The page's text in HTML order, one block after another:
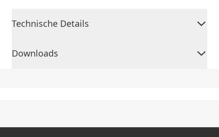
Technische Details
Downloads